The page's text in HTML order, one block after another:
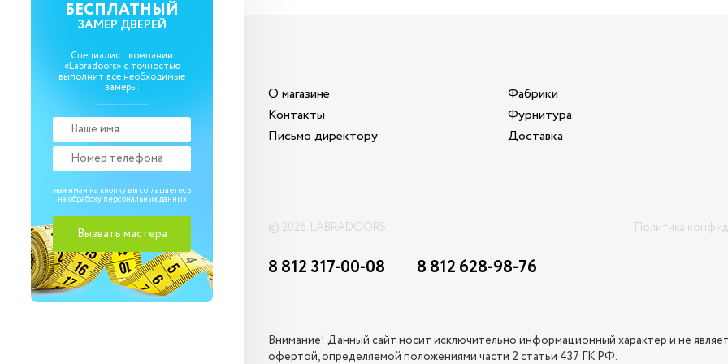
БЕСПЛАТНЫЙ
ЗАМЕР ДВЕРЕЙ
Специалист компании
«Labradoors» с точностью
выполнит все необходимые
замеры:
нажимая на кнопку вы соглашаетесь
на обрабоку персональных данных
О магазине
Контакты
Письмо директору
Фабрики
Фурнитура
Доставка
© 2026. LABRADOORS Политика
8 812 317-00-08 8 812 628-98-76
Внимание! Данный сайт носит исключительно информационный характер и не
офертой, определяемой положениями части 2 статьи 437 ГК РФ.